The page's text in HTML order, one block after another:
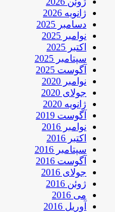
ژانویه 2026
دسامبر 2025
نوامبر 2025
اکتبر 2025
سپتامبر 2025
آگوست 2025
نوامبر 2020
جولای 2020
ژانویه 2020
آگوست 2019
نوامبر 2016
اکتبر 2016
سپتامبر 2016
آگوست 2016
جولای 2016
ژوئن 2016
می 2016
آوریل 2016